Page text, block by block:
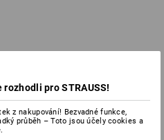
pro STRAUSS!
z nakupování! Bezvadné funkce,
průběh – Toto jsou účely cookies a